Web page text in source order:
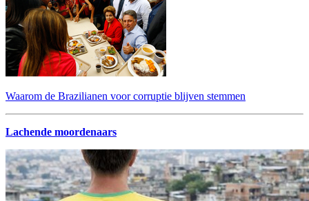
Waarom de Brazilianen voor corruptie blijven stemmen
Lachende moordenaars